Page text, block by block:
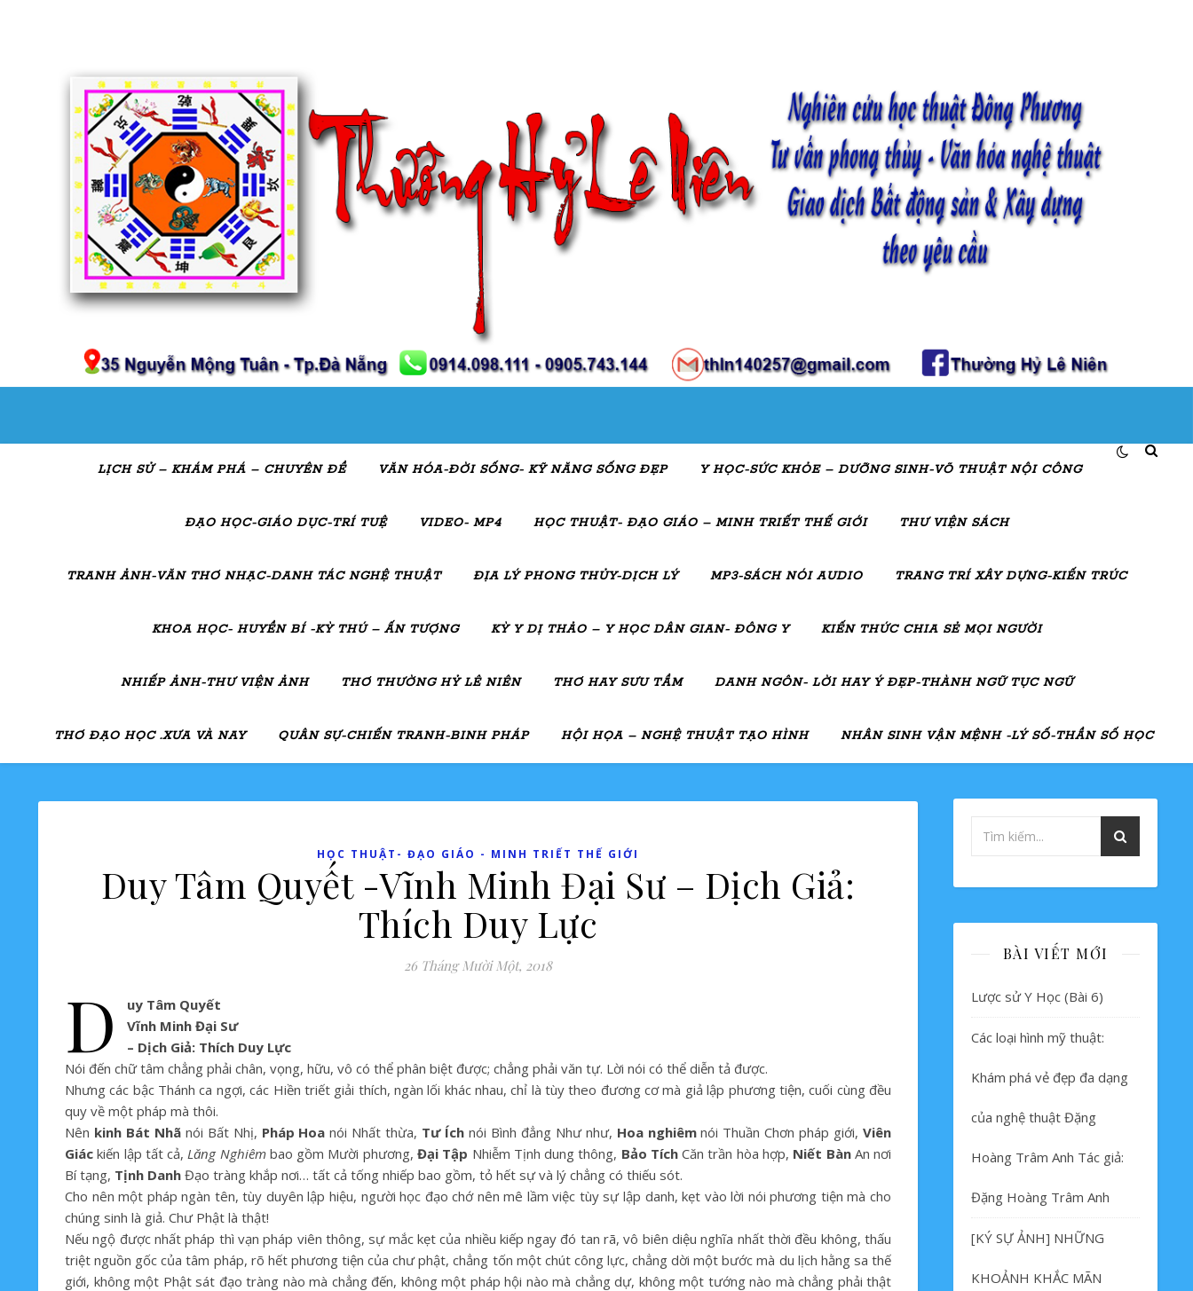
LỊCH SỬ – KHÁM PHÁ – CHUYÊN ĐỀ VĂN HÓA-ĐỜI SỐNG- KỸ NĂNG SỐNG ĐẸP Y HỌC-SỨC KHỎE – DƯỠNG SINH-VÕ THUẬT NỘI CÔNG
ĐẠO HỌC-GIÁO DỤC-TRÍ TUỆ VIDEO- MP4 HỌC THUẬT- ĐẠO GIÁO – MINH TRIẾT THẾ GIỚI THƯ VIỆN SÁCH
TRANH ẢNH-VĂN THƠ NHẠC-DANH TÁC NGHỆ THUẬT ĐỊA LÝ PHONG THỦY-DỊCH LÝ MP3-SÁCH NÓI AUDIO TRANG TRÍ XÂY DỰNG-KIẾN TRÚC
KHOA HỌC- HUYỀN BÍ -KỲ THÚ – ẤN TƯỢNG KỲ Y DỊ THẢO – Y HỌC DÂN GIAN- ĐÔNG Y KIẾN THỨC CHIA SẺ MỌI NGƯỜI
NHIẾP ẢNH-THƯ VIỆN ẢNH THƠ THƯỜNG HỶ LÊ NIÊN THƠ HAY SƯU TẦM DANH NGÔN- LỜI HAY Ý ĐẸP-THÀNH NGỮ TỤC NGỮ
THƠ ĐẠO HỌC .XƯA VÀ NAY QUÂN SỰ-CHIẾN TRANH-BINH PHÁP HỘI HỌA – NGHỆ THUẬT TẠO HÌNH NHÂN SINH VẬN MỆNH -LÝ SỐ-THẦN SỐ HỌC
HỌC THUẬT- ĐẠO GIÁO - MINH TRIẾT THẾ GIỚI
Duy Tâm Quyết -Vĩnh Minh Đại Sư – Dịch Giả:
Thích Duy Lực
26 Tháng Mười Một, 2018
D
uy Tâm Quyết
Vĩnh Minh Đại Sư
– Dịch Giả: Thích Duy Lực
Nói đến chữ tâm chẳng phải chân, vọng, hữu, vô có thể phân biệt được; chẳng phải văn tự. Lời nói có thể diễn tả được.
Nhưng các bậc Thánh ca ngợi, các Hiền triết giải thích, ngàn lối khác nhau, chỉ là tùy theo đương cơ mà giả lập phương tiện, cuối cùng đều
quy về một pháp mà thôi.
Nên kinh Bát Nhãnói Bất Nhị, Pháp Hoa nói Nhất thừa, Tư Ích nói Bình đẳng Như như, Hoa nghiêmnói Thuần Chơn pháp giới,Viên
Giác kiến lập tất cả,Lăng Nghiêmbao gồm Mười phương, Đại Tập Nhiễm Tịnh dung thông, Bảo TíchCăn trần hòa hợp, Niết BànAn nơi
Bí tạng, Tịnh Danh Đạo tràng khắp nơi… tất cả tống nhiếp bao gồm, tỏ hết sự và lý chẳng có thiếu sót.
Cho nên một pháp ngàn tên, tùy duyên lập hiệu, người học đạo chớ nên mê lầm việc tùy sự lập danh, kẹt vào lời nói phương tiện mà cho
chúng sinh là giả. Chư Phật là thật!
Nếu ngộ được nhất pháp thì vạn pháp viên thông, sự mắc kẹt của nhiều kiếp ngay đó tan rã, vô biên diệu nghĩa nhất thời đều không, thấu
triệt nguồn gốc của tâm pháp, rõ hết phương tiện của chư phật, chẳng tốn một chút công lực, chẳng dời một bước mà du lịch hằng sa thế
giới, không một Phật sát đạo tràng nào mà chẳng đến, không một pháp hội nào mà chẳng dự, không một tướng nào mà chẳng phải thật
BÀI VIẾT MỚI
Lược sử Y Học (Bài 6)
Các loại hình mỹ thuật:
Khám phá vẻ đẹp đa dạng
của nghệ thuật Đặng
Hoàng Trâm Anh Tác giả:
Đặng Hoàng Trâm Anh
[KÝ SỰ ẢNH] NHỮNG
KHOẢNH KHẮC MÃN